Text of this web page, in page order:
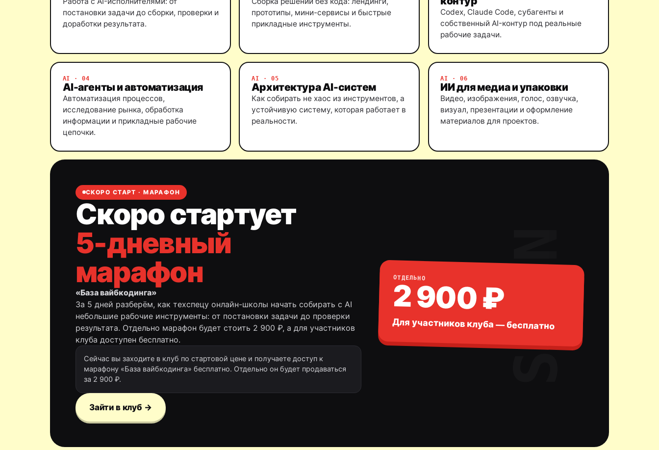
постановки задачи до сборки, проверки и
доработки результата.
прототипы, мини-сервисы и быстрые
прикладные инструменты.
Codex, Claude Code, субагенты и
собственный AI-контур под реальные
рабочие задачи.
AI · 04
AI-агенты и автоматизация
Автоматизация процессов,
исследование рынка, обработка
информации и прикладные рабочие
цепочки.
AI · 05
Архитектура AI-систем
Как собирать не хаос из инструментов, а
устойчивую систему, которая работает в
реальности.
AI · 06
ИИ для медиа и упаковки
Видео, изображения, голос, озвучка,
визуал, презентации и оформление
материалов для проектов.
СКОРО СТАРТ · МАРАФОН
Скоро стартует
5-дневный
марафон
«База вайбкодинга»
За 5 дней разберём, как техспецу онлайн-школы начать собирать с AI
небольшие рабочие инструменты: от постановки задачи до проверки
результата. Отдельно марафон будет стоить 2 900 ₽, а для участников
клуба доступен бесплатно.
Сейчас вы заходите в клуб по стартовой цене и получаете доступ к
марафону «База вайбкодинга» бесплатно. Отдельно он будет продаваться
за 2 900 ₽.
Зайти в клуб →
ОТДЕЛЬНО
2 900 ₽
Для участников клуба — бесплатно